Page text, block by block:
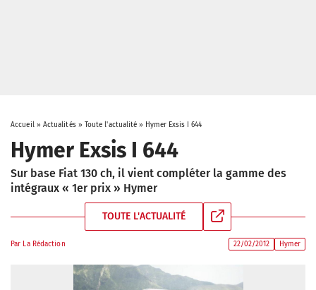
Accueil» Actualités» Toute l'actualité » Hymer Exsis I 644
Hymer Exsis I 644
Sur base Fiat 130 ch, il vient compléter la gamme des
intégraux « 1er prix » Hymer
TOUTE L'ACTUALITÉ
Par La Rédaction 22/02/2012 Hymer